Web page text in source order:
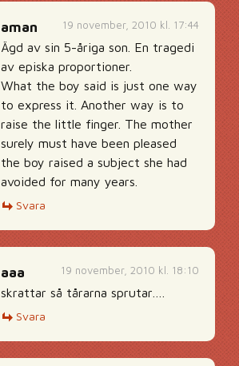
19 november, 2010 kl. 17:44
aman
Ägd av sin 5-åriga son. En tragedi
av episka proportioner.
What the boy said is just one way
to express it. Another way is to
raise the little finger. The mother
surely must have been pleased
the boy raised a subject she had
avoided for many years.
Svara
19 november, 2010 kl. 18:10
aaa
skrattar så tårarna sprutar….
Svara